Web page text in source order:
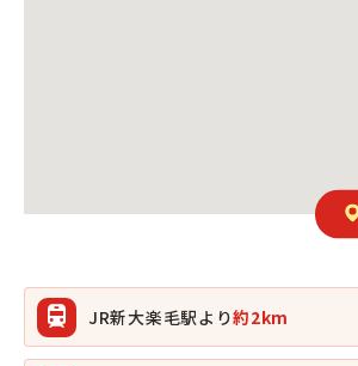
JR新大楽毛駅より約2km